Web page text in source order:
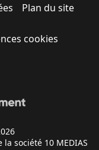
Plan du site
cookies
société 10 MEDIAS